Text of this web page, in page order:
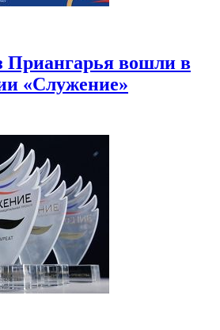
Приангарья вошли в
«Служение»